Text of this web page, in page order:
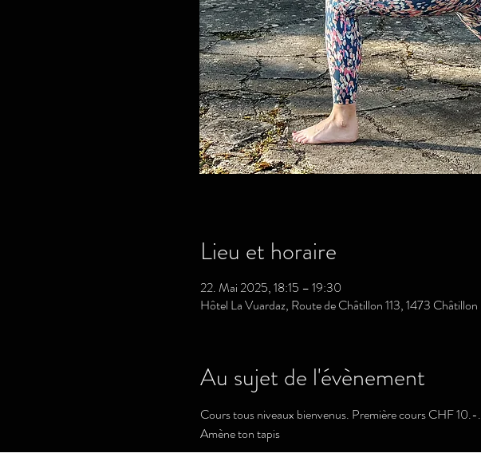
Lieu et horaire
22. Mai 2025, 18:15 – 19:30
Hôtel La Vuardaz, Route de Châtillon 113, 1473 Châtillon
Au sujet de l'évènement
Cours tous niveaux bienvenus. Première cours CHF 10.-.
Amène ton tapis